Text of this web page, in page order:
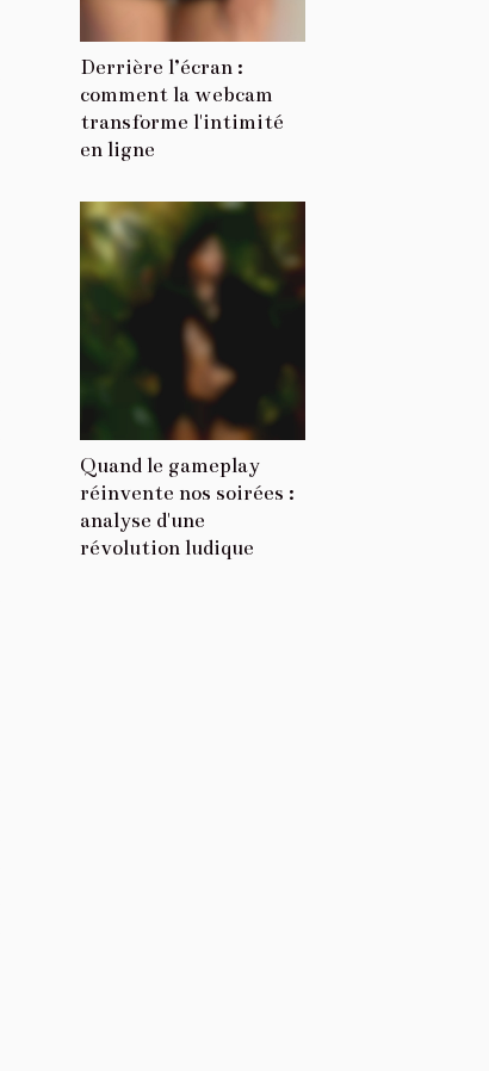
Derrière l’écran :
comment la webcam
transforme l'intimité
en ligne
Quand le gameplay
réinvente nos soirées :
analyse d'une
révolution ludique